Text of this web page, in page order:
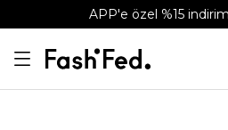
APP'e özel %15